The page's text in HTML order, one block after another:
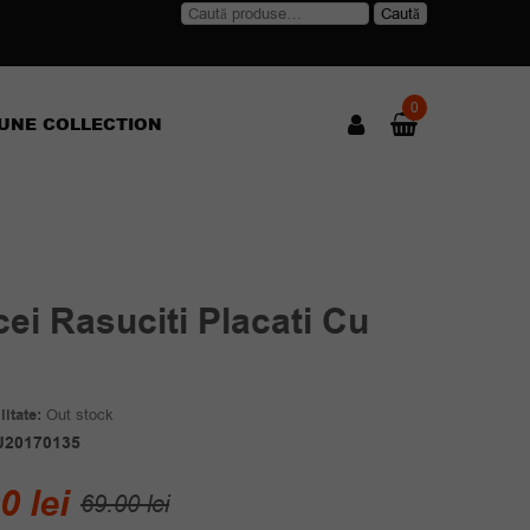
Caută
Caută
COLLECTION
0
Rasuciti Placati Cu
Out stock
69.00leiPrețul
lei
Prețul